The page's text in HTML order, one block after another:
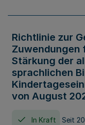
Richtlinie zur
Zuwendungen
Stärkung der
sprachlichen
von August
In Kraft Seit